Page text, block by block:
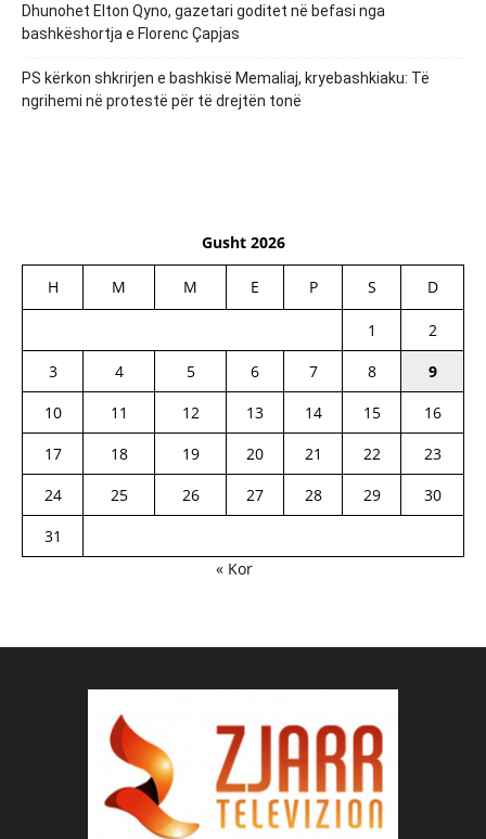
Dhunohet Elton Qyno, gazetari goditet në befasi nga
bashkëshortja e Florenc Çapjas
PS kërkon shkrirjen e bashkisë Memaliaj, kryebashkiaku: Të
ngrihemi në protestë për të drejtën tonë
Gusht 2026
H M M E P S D
1
2
3
4 5 6 7 8
9
10
11 12 13 14 15
16
17
18 19 20 21 22
23
24
25 26 27 28 29
30
31
« Kor